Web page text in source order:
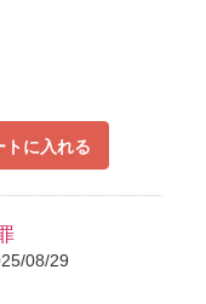
トに入れる
08/29